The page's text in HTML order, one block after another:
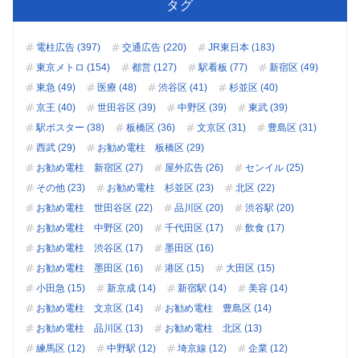
タグ
電柱広告 (397) 交通広告 (220)
JR東日本 (183)
東京メトロ (154)
都営 (127) 駅看板 (77)
新宿区 (49)
東急 (49)
医療 (48) 渋谷区 (41)
杉並区 (40)
京王 (40)
世田谷区 (39) 中野区 (39)
東武 (39)
駅ポスター (38)
板橋区 (36) 文京区 (31)
豊島区 (31)
西武 (29)
お勧め電柱 板橋区 (29)
お勧め電柱 新宿区 (27)
屋外広告 (26)
センイル (25)
その他 (23)
お勧め電柱 杉並区 (23)
北区 (22)
お勧め電柱 世田谷区 (22)
品川区 (20)
渋谷駅 (20)
お勧め電柱 中野区 (20)
千代田区 (17)
飲食 (17)
お勧め電柱 渋谷区 (17)
墨田区 (16)
お勧め電柱 墨田区 (16)
港区 (15)
大田区 (15)
小田急 (15)
新京成 (14) 新宿駅 (14)
美容 (14)
お勧め電柱 文京区 (14)
お勧め電柱 豊島区 (14)
お勧め電柱 品川区 (13)
お勧め電柱 北区 (13)
練馬区 (12)
中野駅 (12) 埼京線 (12) 企業 (12)